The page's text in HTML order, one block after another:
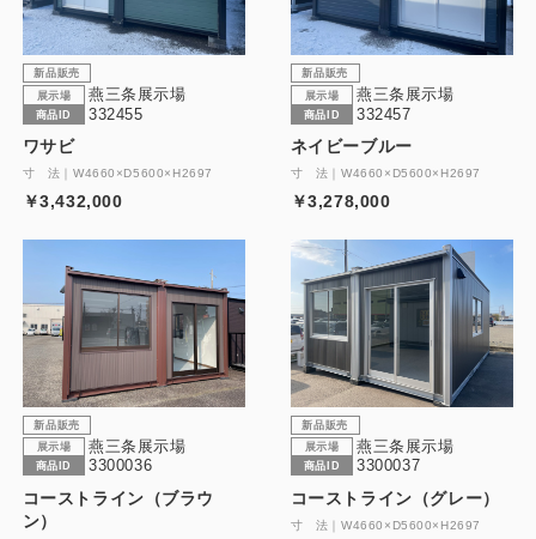
新品販売
展示場
燕三条展示場
商品ID 332455
ワサビ
寸 法｜W4660×D5600×H2697
￥3,432,000
新品販売
展示場
燕三条展示場
商品ID 332457
ネイビーブルー
寸 法｜W4660×D5600×H2697
￥3,278,000
新品販売
展示場
燕三条展示場
商品ID 3300036
コーストライン（ブラウ
ン）
新品販売
展示場
燕三条展示場
商品ID 3300037
コーストライン（グレー）
寸 法｜W4660×D5600×H2697